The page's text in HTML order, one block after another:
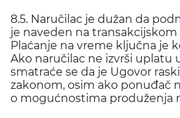
8.5. Naručilac je dužan da
je naveden na
Plaćanje na vreme ključna je
Ako naručilac ne izvrši uplatu
smatraće se da je Ugovor
zakonom, osim ako ponuđač
o mogućnostima produženja